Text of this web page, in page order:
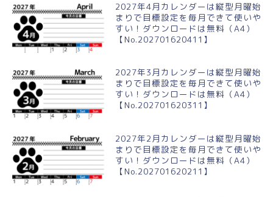
2027年4月カレンダーは縦型月曜始
まりで目標設定を毎月できて使いや
すい！ダウンロードは無料（A4）
【No.202701620411】
2027年3月カレンダーは縦型月曜始
まりで目標設定を毎月できて使いや
すい！ダウンロードは無料（A4）
【No.202701620311】
2027年2月カレンダーは縦型月曜始
まりで目標設定を毎月できて使いや
すい！ダウンロードは無料（A4）
【No.202701620211】